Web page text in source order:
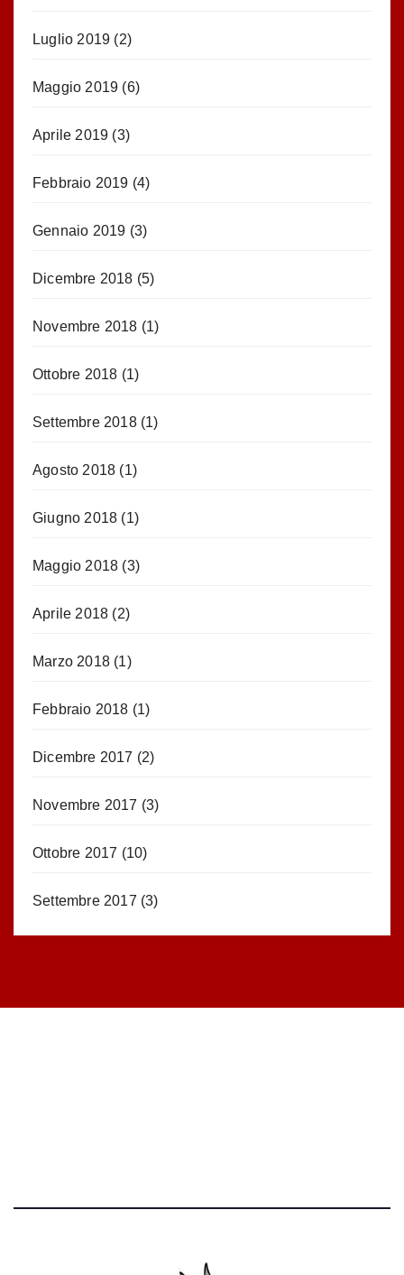
Luglio 2019 (2)
Maggio 2019 (6)
Aprile 2019 (3)
Febbraio 2019 (4)
Gennaio 2019 (3)
Dicembre 2018 (5)
Novembre 2018 (1)
Ottobre 2018 (1)
Settembre 2018(1)
Agosto 2018 (1)
Giugno 2018 (1)
Maggio 2018 (3)
Aprile 2018 (2)
Marzo 2018 (1)
Febbraio 2018 (1)
Dicembre 2017 (2)
Novembre 2017 (3)
Ottobre 2017 (10)
Settembre 2017 (3)